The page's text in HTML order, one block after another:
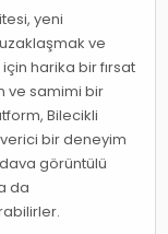
yeni
ve
harika bir fırsat
ve samimi bir
Bilecikli
bir deneyim
görüntülü
da